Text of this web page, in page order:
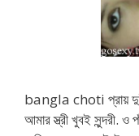
bangla choti প্রায় দুই
আমার স্ত্রী খুবই সুন্দরী.